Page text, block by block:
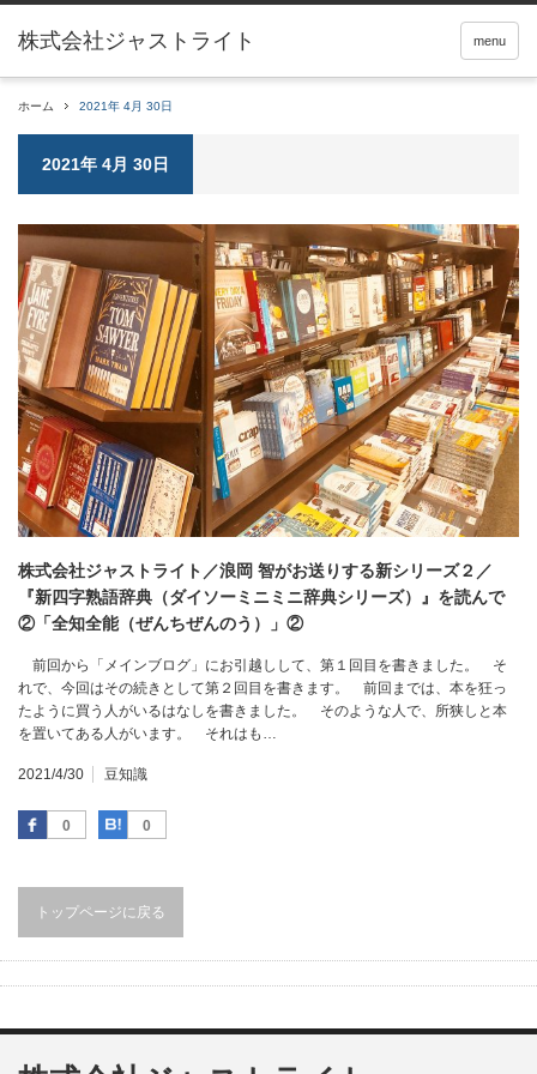
menu
ホーム 2021年 4月 30日
2021年 4月 30日
株式会社ジャストライト／浪岡 智がお送りする新シリーズ２／
『新四字熟語辞典（ダイソーミニミニ辞典シリーズ）』を読んで
②「全知全能（ぜんちぜんのう）」②
前回から「メインブログ」にお引越しして、第１回目を書きました。 そ
れで、今回はその続きとして第２回目を書きます。 前回までは、本を狂っ
たように買う人がいるはなしを書きました。 そのような人で、所狭しと本
を置いてある人がいます。 それはも…
2021/4/30 豆知識
0
Facebook 0
はてなブックマーク
トップページに戻る